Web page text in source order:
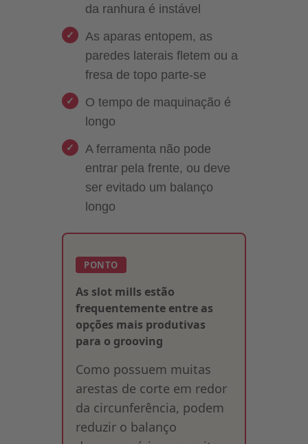
da ranhura é instável
As aparas entopem, as
paredes laterais fletem ou a
fresa de topo parte-se
O tempo de maquinação é
longo
A ferramenta não pode
entrar pela frente, ou deve
ser evitado um balanço
longo
PONTO
As slot mills estão
frequentemente entre as
opções mais produtivas
para o grooving
Como possuem muitas
arestas de corte em redor
da circunferência, podem
reduzir o balanço